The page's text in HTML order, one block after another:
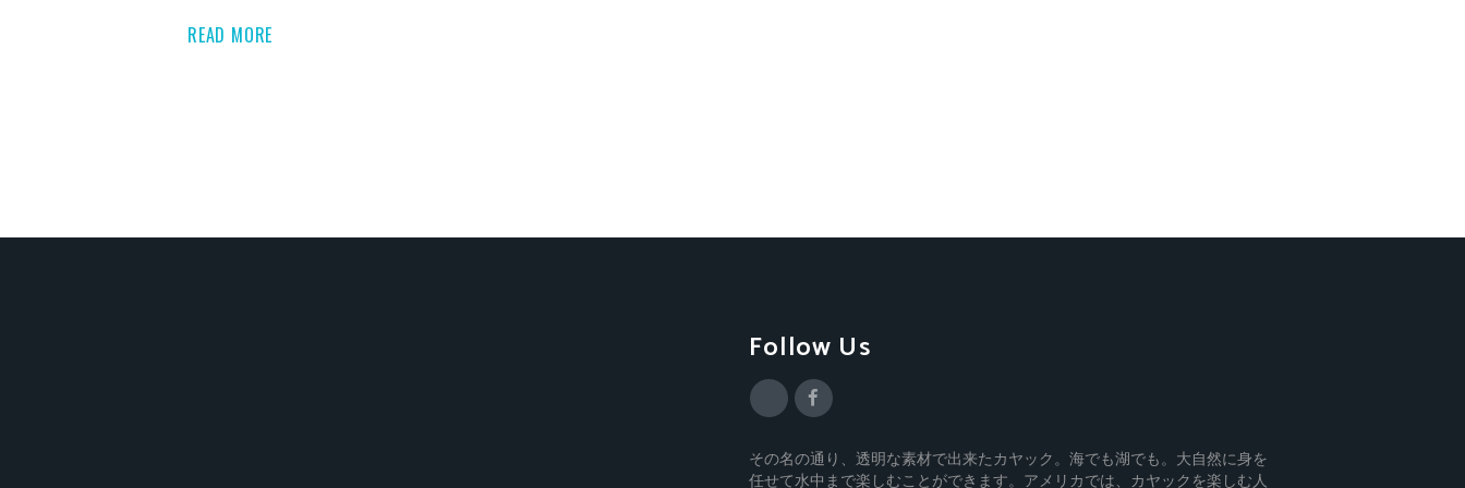
READ MORE
Follow Us
その名の通り、透明な素材で出来たカヤック。海でも湖でも。大自然に身を
任せて水中まで楽しむことができます。アメリカでは、カヤックを楽しむ人